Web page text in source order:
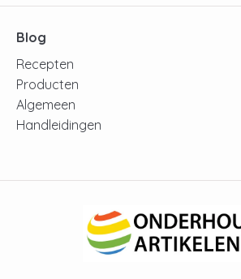
Blog
Recepten
Producten
Algemeen
Handleidingen